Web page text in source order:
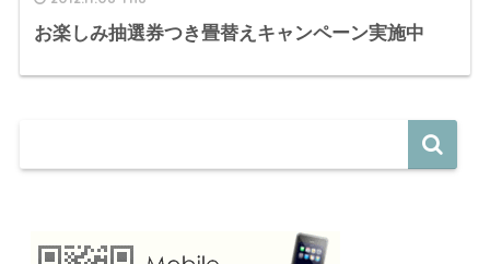
お楽しみ抽選券つき畳替えキャンペーン実施中